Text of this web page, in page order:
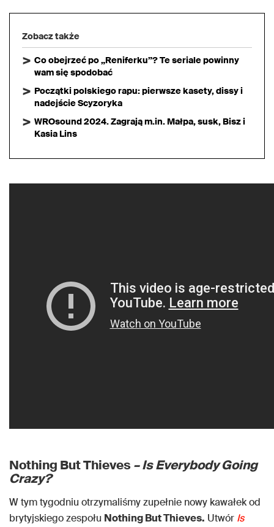
Zobacz także
Co obejrzeć po „Reniferku”? Te seriale powinny
wam się spodobać
Początki polskiego rapu: pierwsze kasety, dissy i
nadejście Scyzoryka
WROsound 2024. Zagrają m.in. Małpa, susk, Bisz i
Kasia Lins
Nothing But Thieves – Is Everybody Going
Crazy?
W tym tygodniu otrzymaliśmy zupełnie nowy kawałek od
brytyjskiego zespołu Nothing But Thieves. Utwór Is